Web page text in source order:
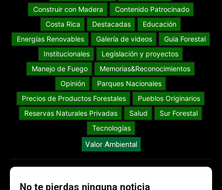
Construir con Madera
Contenido Patrocinado
Costa Rica
Destacadas
Educación
Energías Renovables
Galería de videos
Guia Forestal
Institucionales
Legislación y proyectos
Manejo de Fuego
Memorias&Reconocimientos
Opinión
Parques Nacionales
Precios de Productos Forestales
Pueblos Originarios
Reservas Naturales Privadas
Salud
Sur Forestal
Tecnologías
Valor Ambiental
No te pierdas ninguna noticia